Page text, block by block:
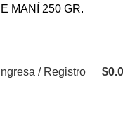
Ingresa / Registro $
MANÍ 250 GR.